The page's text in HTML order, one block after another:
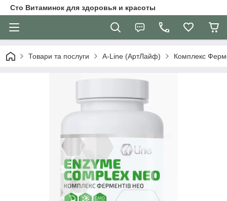
Сто Витаминок для здоровья и красоты
Товари та послуги A-Line (АртЛайф) Комплекс